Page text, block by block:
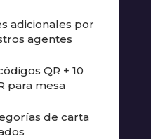
adicionales por
agentes
QR + 10
para mesa
de carta